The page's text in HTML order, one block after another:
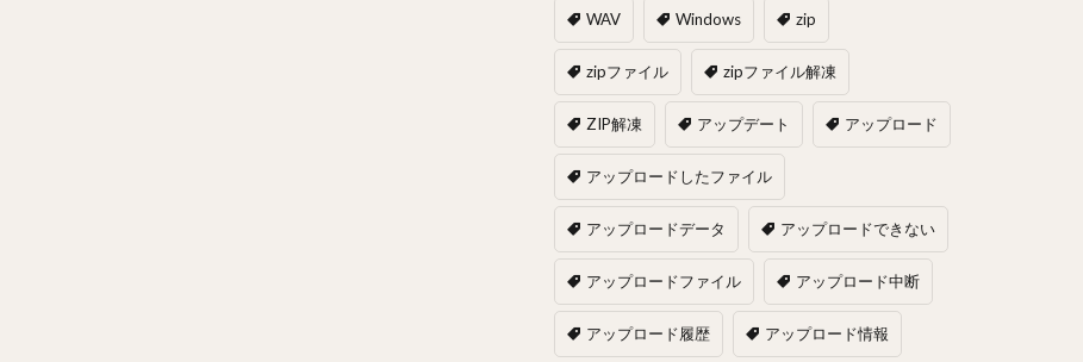
WAV Windows zip
zipファイル zipファイル解凍
ZIP解凍 アップデート アップロード
アップロードしたファイル
アップロードデータ アップロードできない
アップロードファイル アップロード中断
アップロード履歴 アップロード情報